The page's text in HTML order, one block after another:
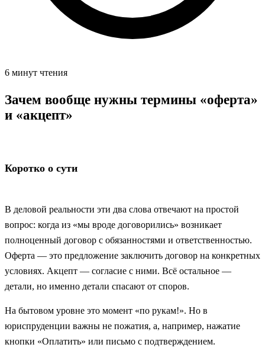
6 минут чтения
Зачем вообще нужны термины «оферта»
и «акцепт»
Коротко о сути
В деловой реальности эти два слова отвечают на простой
вопрос: когда из «мы вроде договорились» возникает
полноценный договор с обязанностями и ответственностью.
Оферта — это предложение заключить договор на конкретных
условиях. Акцепт — согласие с ними. Всё остальное —
детали, но именно детали спасают от споров.
На бытовом уровне это момент «по рукам!». Но в
юриспруденции важны не пожатия, а, например, нажатие
кнопки «Оплатить» или письмо с подтверждением.